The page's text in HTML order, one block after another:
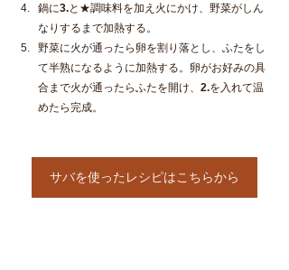
鍋に3.と★調味料を加え火にかけ、野菜がしん
なりするまで加熱する。
野菜に火が通ったら卵を割り落とし、ふたをし
て半熟になるように加熱する。卵がお好みの具
合まで火が通ったらふたを開け、 2.を入れて温
めたら完成。
サバを使ったレシピはこちらから